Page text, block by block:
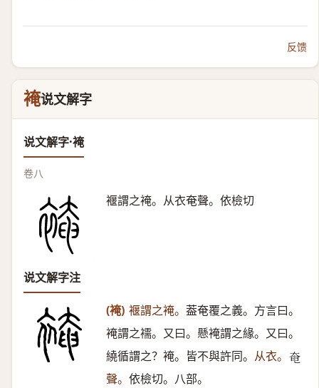
反馈
裺说文解字
说文解字·裺
卷八
褗謂之裺。从衣奄聲。依檢切
说文解字注
(裺) 褗謂之裺。 葢奄覆之義。方言曰。
裺謂之襦。又曰。懸裺謂之緣。又曰。
繞循謂之？裺。皆不與許同。 从衣。 𡘹
聲。 依檢切。八部。